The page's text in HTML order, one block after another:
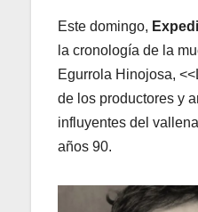
Este domingo,
la cronología de la
Egurrola Hinojosa,
de los productores y
influyentes del
años 90.